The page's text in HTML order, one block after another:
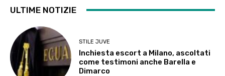
ULTIME NOTIZIE
STILE JUVE
Inchiesta escort a Milano, ascoltati
come testimoni anche Barella e
Dimarco